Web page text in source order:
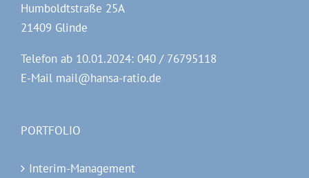
Humboldtstraße 25A
21409 Glinde
Telefon ab 10.01.2024: 040 / 76795118
E-Mail mail@hansa-ratio.de
PORTFOLIO
Interim-Management